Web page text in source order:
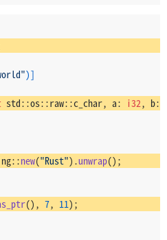
)]
std::os::raw::c_char, a: i32, b:
new("Rust").unwrap();
(), 7, 11);